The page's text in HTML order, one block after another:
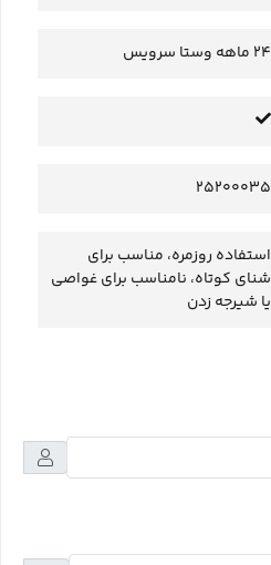
24 ماهه وستا سرویس
25200035
استفاده روزمره، مناسب برای
شنای کوتاه، نامناسب برای غواصی
یا شیرجه زدن